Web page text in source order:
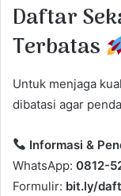
Daftar
Terbatas
Untuk menjaga
dibatasi agar
Informasi &
WhatsApp: 0812-
Formulir: bit.ly/